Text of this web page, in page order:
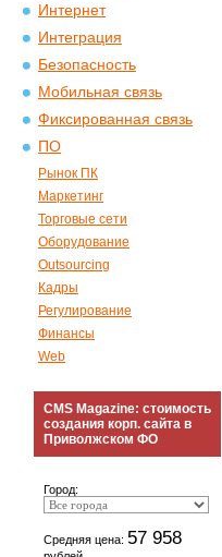
Интернет
Интеграция
Безопасность
Мобильная связь
Фиксированная связь
ПО
Рынок ПК
Маркетинг
Торговые сети
Оборудование
Outsourcing
Кадры
Регулирование
Финансы
Web
CMS Magazine: стоимость
создания корп. сайта в
Приволжском ФО
Город:
Средняя цена: 57 958